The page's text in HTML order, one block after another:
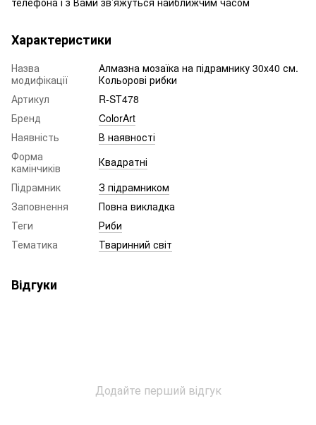
Характеристики
Назва
модифікації
Алмазна мозаїка на підрамнику 30х40 см.
Кольорові рибки
Артикул
R-ST478
Бренд
ColorArt
Наявність
В наявності
Форма
камінчиків
Квадратні
Підрамник
З підрамником
Заповнення
Повна викладка
Теги
Риби
Тематика
Тваринний світ
Відгуки
Додайте перший відгук